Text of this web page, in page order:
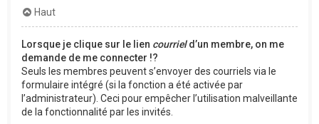
Haut
Lorsque je clique sur le lien courrield’un membre, on me
demande de me connecter !?
Seuls les membres peuvent s’envoyer des courriels via le
formulaire intégré (si la fonction a été activée par
l’administrateur). Ceci pour empêcher l’utilisation malveillante
de la fonctionnalité par les invités.